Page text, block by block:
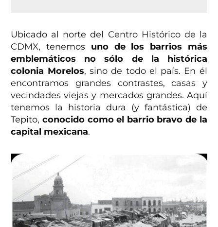
Ubicado al norte del Centro Histórico de la
CDMX, tenemos uno de los barrios más
emblemáticos no sólo de la histórica
colonia Morelos, sino de todo el país. En él
encontramos grandes contrastes, casas y
vecindades viejas y mercados grandes. Aquí
tenemos la historia dura (y fantástica) de
Tepito,conocido como el barrio bravo de la
capital mexicana.